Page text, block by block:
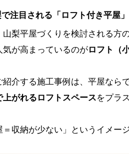
注目される「ロフト付き平屋
山梨平屋づくりを検討される方の
気が高まっているのがロフト（
紹介する施工事例は、平屋なら
上がれるロフトスペースをプラ
＝収納が少ない」というイメー